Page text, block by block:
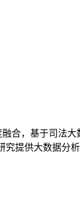
合，基于司法
究提供大数据分